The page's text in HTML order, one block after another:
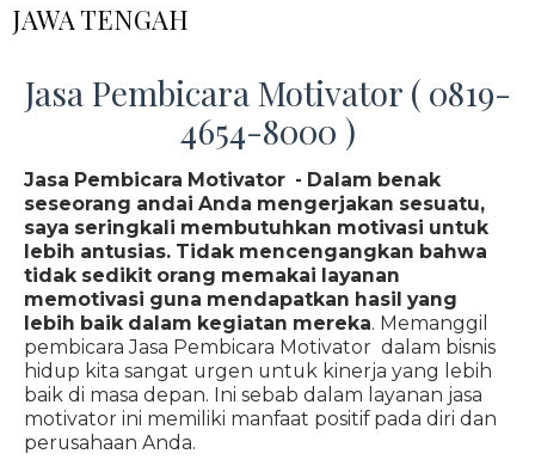
JAWA TENGAH
Jasa Pembicara Motivator ( 0819-
4654-8000 )
Jasa Pembicara Motivator - Dalam benak
seseorang andai Anda mengerjakan sesuatu,
saya seringkali membutuhkan motivasi untuk
lebih antusias. Tidak mencengangkan bahwa
tidak sedikit orang memakai layanan
memotivasi guna mendapatkan hasil yang
lebih baik dalam kegiatan mereka. Memanggil
pembicara Jasa Pembicara Motivator dalam bisnis
hidup kita sangat urgen untuk kinerja yang lebih
baik di masa depan. Ini sebab dalam layanan jasa
motivator ini memiliki manfaat positif pada diri dan
perusahaan Anda.